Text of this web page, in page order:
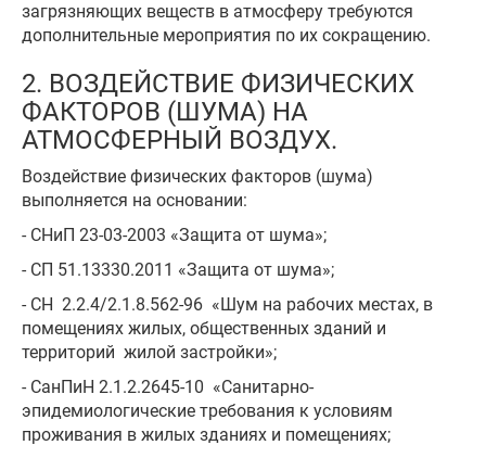
загрязняющих веществ в атмосферу требуются
дополнительные мероприятия по их сокращению.
2. ВОЗДЕЙСТВИЕ ФИЗИЧЕСКИХ
ФАКТОРОВ (ШУМА) НА
АТМОСФЕРНЫЙ ВОЗДУХ.
Воздействие физических факторов (шума)
выполняется на основании:
- СНиП 23-03-2003 «Защита от шума»;
- СП 51.13330.2011 «Защита от шума»;
- СН 2.2.4/2.1.8.562-96 «Шум на рабочих местах, в
помещениях жилых, общественных зданий и
территорий жилой застройки»;
- СанПиН 2.1.2.2645-10 «Санитарно-
эпидемиологические требования к условиям
проживания в жилых зданиях и помещениях;